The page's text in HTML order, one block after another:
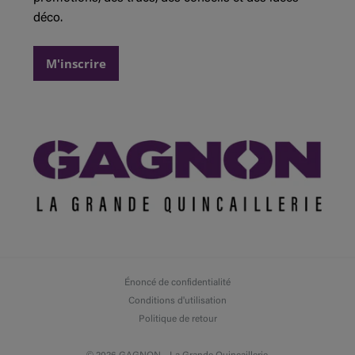
déco.
M'inscrire
Énoncé de confidentialité
Conditions d'utilisation
Politique de retour